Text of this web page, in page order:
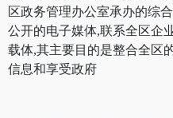
区政务管理办公室承办的综
公开的电子媒体,联系全区企
载体,其主要目的是整合全区
信息和享受政府